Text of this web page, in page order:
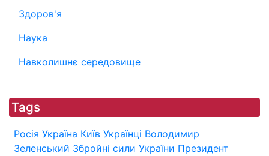
Здоров'я
Наука
Навколишнє середовище
Tags
Росія Україна Київ Українці Володимир
Зеленський Збройні сили України Президент